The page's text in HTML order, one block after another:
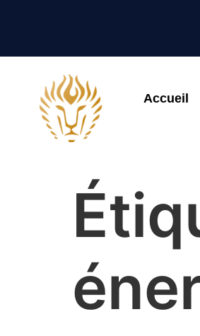
Accueil